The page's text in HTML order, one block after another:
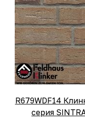
R679WDF14
серия